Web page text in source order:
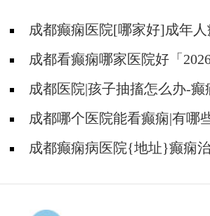
成都癫痫医院[哪家好]成年
做到哪些?
成都看癫痫哪家医院好「
痫是遗传的吗?
成都医院|孩子抽搐怎么办-癫
药?成都哪个医院能看癫痫|有哪
痫?成都癫痫病医院{地址}癫痫